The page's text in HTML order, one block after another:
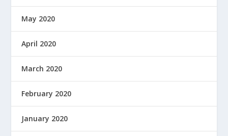
May 2020
April 2020
March 2020
February 2020
January 2020